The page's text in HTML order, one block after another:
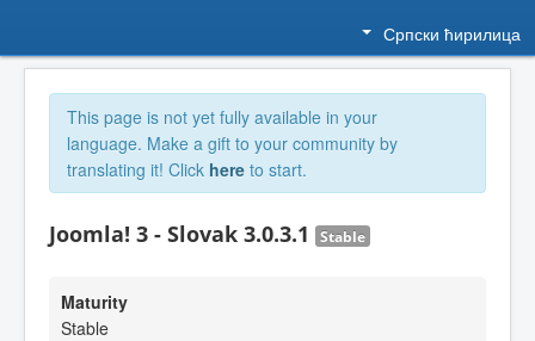
Српски ћирилица
This page is not yet fully available in your
language. Make a gift to your community by
translating it! Click here to start.
Joomla! 3 - Slovak 3.0.3.1 Stable
Maturity
Stable